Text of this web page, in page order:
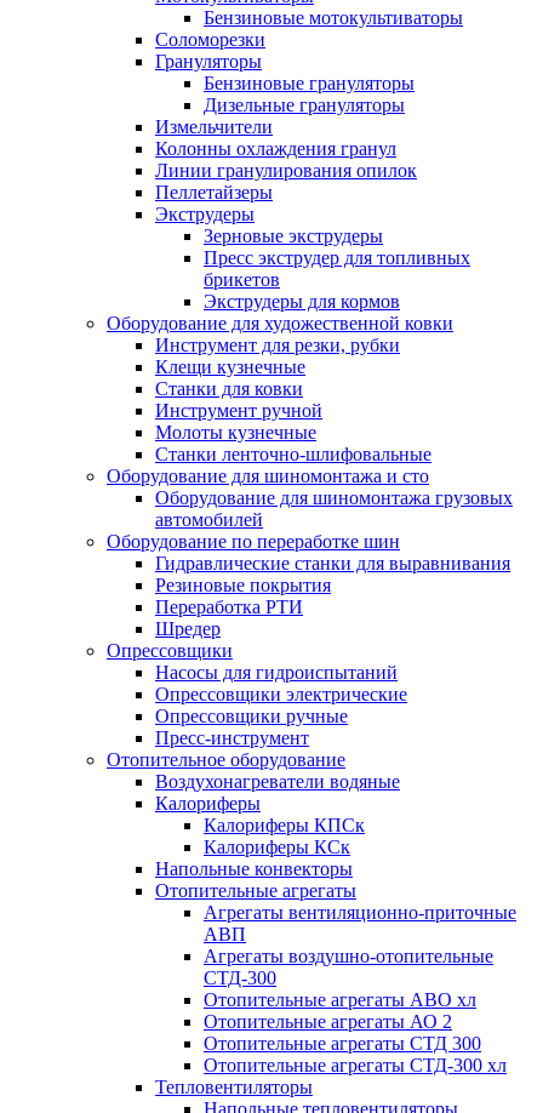
Бензиновые мотокультиваторы
Соломорезки
Грануляторы
Бензиновые грануляторы
Дизельные грануляторы
Измельчители
Колонны охлаждения гранул
Линии гранулирования опилок
Пеллетайзеры
Экструдеры
Зерновые экструдеры
Пресс экструдер для топливных
брикетов
Экструдеры для кормов
Оборудование для художественной ковки
Инструмент для резки, рубки
Клещи кузнечные
Станки для ковки
Инструмент ручной
Молоты кузнечные
Станки ленточно-шлифовальные
Оборудование для шиномонтажа и сто
Оборудование для шиномонтажа грузовых
автомобилей
Оборудование по переработке шин
Гидравлические станки для выравнивания
Резиновые покрытия
Переработка РТИ
Шредер
Опрессовщики
Насосы для гидроиспытаний
Опрессовщики электрические
Опрессовщики ручные
Пресс-инструмент
Отопительное оборудование
Воздухонагреватели водяные
Калориферы
Калориферы КПСк
Калориферы КСк
Напольные конвекторы
Отопительные агрегаты
Агрегаты вентиляционно-приточные
АВП
Агрегаты воздушно-отопительные
СТД-300
Отопительные агрегаты АВО хл
Отопительные агрегаты АО 2
Отопительные агрегаты СТД 300
Отопительные агрегаты СТД-300 хл
Тепловентиляторы
Напольные тепловентиляторы